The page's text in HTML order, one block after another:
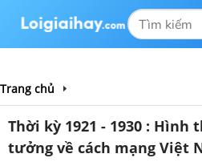
Trang chủ
Thời kỳ 1921 - 1930 : Hình
tưởng về cách mạng Việt